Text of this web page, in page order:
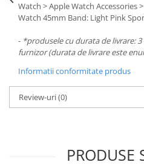
Servere & Componente
Servere
Software
Retelistica & Supraveghere
Watch > Apple Watch Accessories
Watch 45mm Band: Light Pink
- *produsele cu durata de livrare: 3
furnizor (durata de livrare este
Informatii conformitate produs
Review-uri(0)
PRODUSE